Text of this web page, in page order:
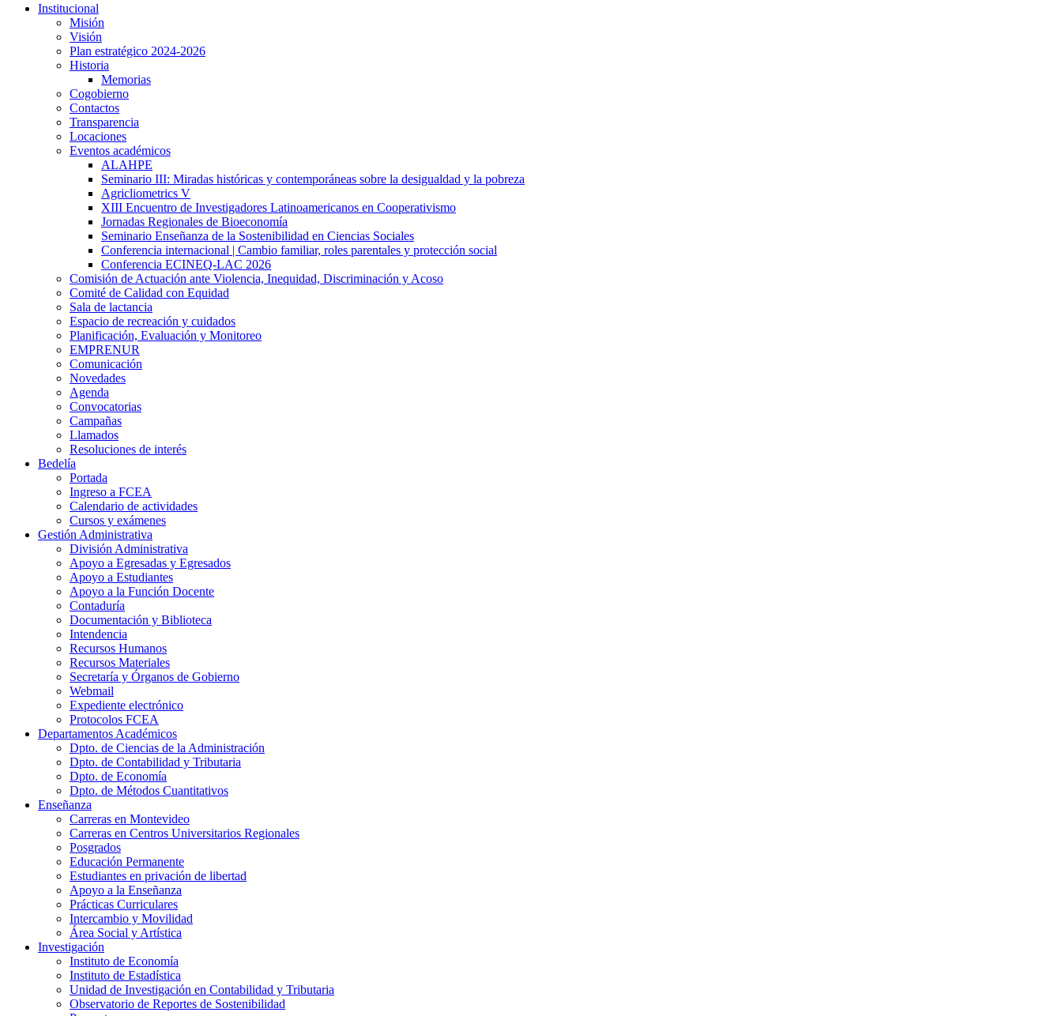
Institucional
Misión
Visión
Plan estratégico 2024-2026
Historia
Memorias
Cogobierno
Contactos
Transparencia
Locaciones
Eventos académicos
ALAHPE
Seminario III: Miradas históricas y contemporáneas sobre la desigualdad y la pobreza
Agricliometrics V
XIII Encuentro de Investigadores Latinoamericanos en Cooperativismo
Jornadas Regionales de Bioeconomía
Seminario Enseñanza de la Sostenibilidad en Ciencias Sociales
Conferencia internacional | Cambio familiar, roles parentales y protección social
Conferencia ECINEQ-LAC 2026
Comisión de Actuación ante Violencia, Inequidad, Discriminación y Acoso
Comité de Calidad con Equidad
Sala de lactancia
Espacio de recreación y cuidados
Planificación, Evaluación y Monitoreo
EMPRENUR
Comunicación
Novedades
Agenda
Convocatorias
Campañas
Llamados
Resoluciones de interés
Bedelía
Portada
Ingreso a FCEA
Calendario de actividades
Cursos y exámenes
Gestión Administrativa
División Administrativa
Apoyo a Egresadas y Egresados
Apoyo a Estudiantes
Apoyo a la Función Docente
Contaduría
Documentación y Biblioteca
Intendencia
Recursos Humanos
Recursos Materiales
Secretaría y Órganos de Gobierno
Webmail
Expediente electrónico
Protocolos FCEA
Departamentos Académicos
Dpto. de Ciencias de la Administración
Dpto. de Contabilidad y Tributaria
Dpto. de Economía
Dpto. de Métodos Cuantitativos
Enseñanza
Carreras en Montevideo
Carreras en Centros Universitarios Regionales
Posgrados
Educación Permanente
Estudiantes en privación de libertad
Apoyo a la Enseñanza
Prácticas Curriculares
Intercambio y Movilidad
Área Social y Artística
Investigación
Instituto de Economía
Instituto de Estadística
Unidad de Investigación en Contabilidad y Tributaria
Observatorio de Reportes de Sostenibilidad